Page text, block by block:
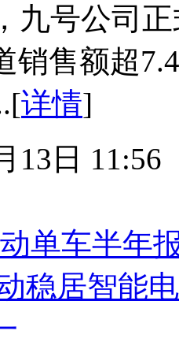
九号公司
销售额超
详情]
13日 11:56